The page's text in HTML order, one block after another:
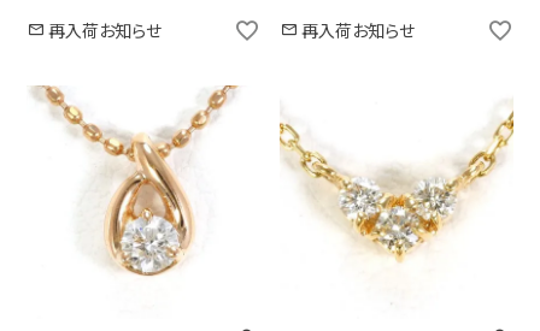
再入荷お知らせ 再入荷お知らせ